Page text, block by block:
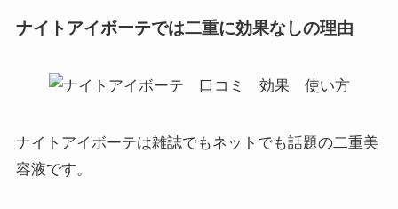
ナイトアイボーテでは二重に効果なしの理由
ナイトアイボーテは雑誌でもネットでも話題の二重美
容液です。